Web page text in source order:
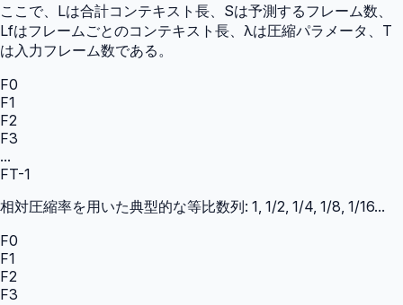
ここで、Lは合計コンテキスト長、Sは予測するフレーム数、
Lfはフレームごとのコンテキスト長、λは圧縮パラメータ、T
は入力フレーム数である。
F0
F1
F2
F3
...
FT-1
相対圧縮率を用いた典型的な等比数列: 1, 1/2, 1/4, 1/8, 1/16...
F0
F1
F2
F3